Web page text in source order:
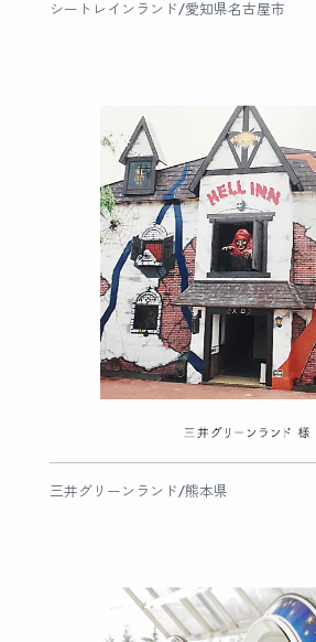
シートレインランド/愛知県名古屋市
三井グリーンランド/熊本県